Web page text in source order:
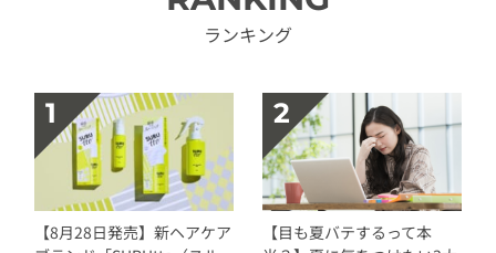
ランキング
【8月28日発売】新ヘアケア
【目も夏バテするって本